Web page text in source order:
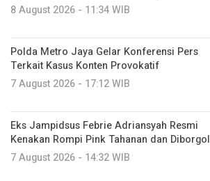
8 August 2026 - 11:34 WIB
Polda Metro Jaya Gelar Konferensi Pers
Terkait Kasus Konten Provokatif
7 August 2026 - 17:12 WIB
Eks Jampidsus Febrie Adriansyah Resmi
Kenakan Rompi Pink Tahanan dan Diborgol
7 August 2026 - 14:32 WIB